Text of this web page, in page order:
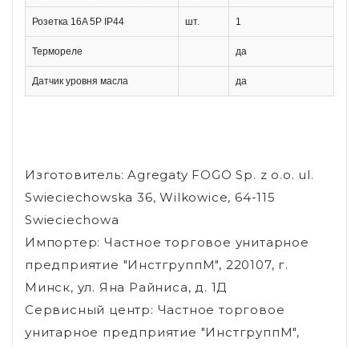
Розетка 16A 5P IP44 шт. 1
Термореле да
Датчик уровня масла да
Изготовитель: Agregaty FOGO Sp. z o.o. ul.
Swieciechowska 36, Wilkowice, 64-115
Swieciechowa
Импортер: Частное торговое унитарное
предприятие "ИнстгруппМ", 220107, г.
Минск, ул. Яна Райниса, д. 1Д
Сервисный центр: Частное торговое
унитарное предприятие "ИнстгруппМ",